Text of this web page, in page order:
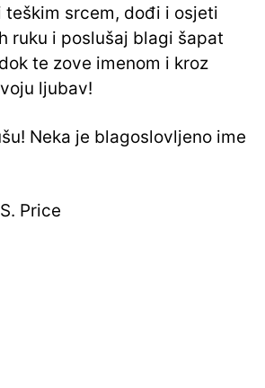
teškim srcem, dođi i osjeti
ruku i poslušaj blagi šapat
te zove imenom i kroz
ljubav!
Neka je blagoslovljeno ime
Price